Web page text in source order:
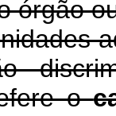
órgão
o